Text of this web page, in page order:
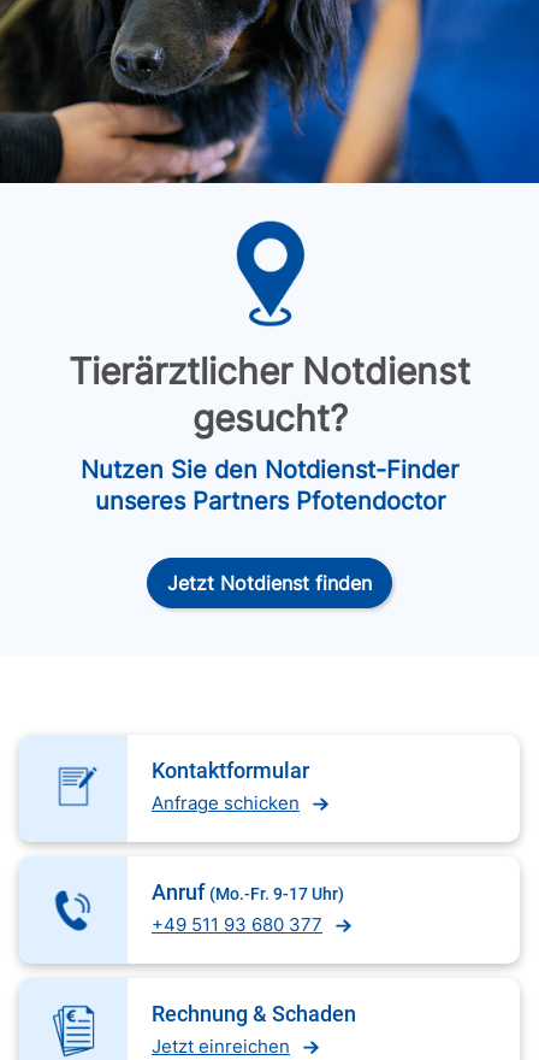
Tierärztlicher Notdienst
gesucht?
Nutzen Sie den Notdienst-Finder
unseres Partners Pfotendoctor
Jetzt Notdienst finden
Kontaktformular
Anfrage schicken
Anruf (Mo.-Fr. 9-17 Uhr)
+49 511 93 680 377
Rechnung & Schaden
Jetzt einreichen